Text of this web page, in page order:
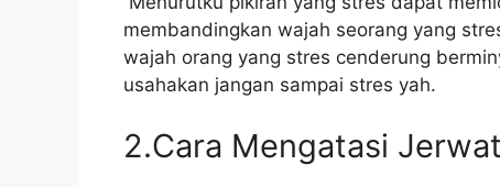
membandingkan wajah seorang yang
wajah orang yang stres cenderung
usahakan jangan sampai stres yah.
2.Cara Mengatasi Jerwat